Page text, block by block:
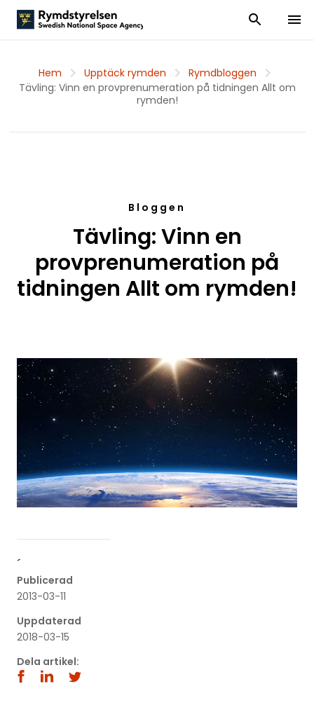
Visa och dölj
Visa
Hem Upptäck rymden
Rymdbloggen
Tävling: Vinn en provprenumeration på tidningen Allt om
rymden!
Bloggen
Tävling: Vinn en
provprenumeration på
tidningen Allt om rymden!
´
Publicerad
2013-03-11
Uppdaterad
2018-03-15
Dela artikel: